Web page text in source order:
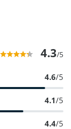
4.3/5
4.6/5
4.1/5
4.4/5